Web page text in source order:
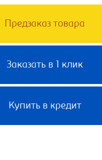
Предзаказ товара
Заказать в 1 клик
Купить в кредит